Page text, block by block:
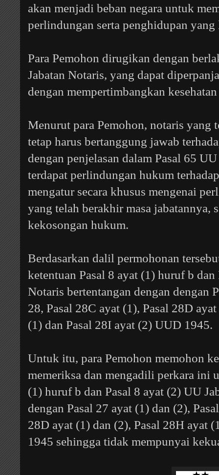
akan menjadi beban negara untuk
perlindungan serta penghidupan
Para Pemohon dirugikan dengan
Jabatan Notaris, yang dapat
dengan mempertimbangkan
Menurut para Pemohon, notaris yang
tetap harus bertanggung jawab
dengan penjelasan dalam Pasal 65
terdapat perlindungan hukum
mengatur secara khusus mengenai
yang telah berakhir masa jabatannya,
kekosongan hukum.
Berdasarkan dalil permohonan
ketentuan Pasal 8 ayat (1) huruf b
Notaris bertentangan dengan dengan
28, Pasal 28C ayat (1), Pasal 28D
(1) dan Pasal 28I ayat (2) UUD 1945.
Untuk itu, para Pemohon memohon
memeriksa dan mengadili perkara ini
(1) huruf b dan Pasal 8 ayat (2) UU
dengan Pasal 27 ayat (1) dan (2),
28D ayat (1) dan (2), Pasal 28H ayat
1945 sehingga tidak mempunyai